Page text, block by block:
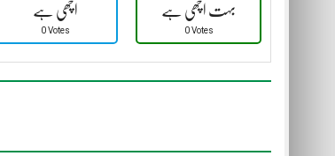
اچھی ہے
0 Votes
بہت اچھی ہے
0 Votes